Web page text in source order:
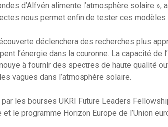
d’Alfvén alimente l’atmosphère solaire »,
nous permet enfin de tester ces modèles
déclenchera des recherches plus
l’énergie dans la couronne. La capacité de
à fournir des spectres de haute qualité
vagues dans l’atmosphère solaire.
les bourses UKRI Future Leaders
le programme Horizon Europe de l’Union